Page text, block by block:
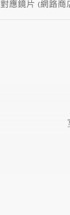
對應鏡片 (網路商